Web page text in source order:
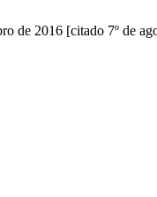
de 2016 [citado 7º de